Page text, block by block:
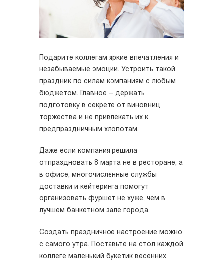
Подарите коллегам яркие впечатления и
незабываемые эмоции. Устроить такой
праздник по силам компаниям с любым
бюджетом. Главное — держать
подготовку в секрете от виновниц
торжества и не привлекать их к
предпраздничным хлопотам.
Даже если компания решила
отпраздновать 8 марта не в ресторане, а
в офисе, многочисленные службы
доставки и кейтеринга помогут
организовать фуршет не хуже, чем в
лучшем банкетном зале города.
Создать праздничное настроение можно
с самого утра. Поставьте на стол каждой
коллеге маленький букетик весенних